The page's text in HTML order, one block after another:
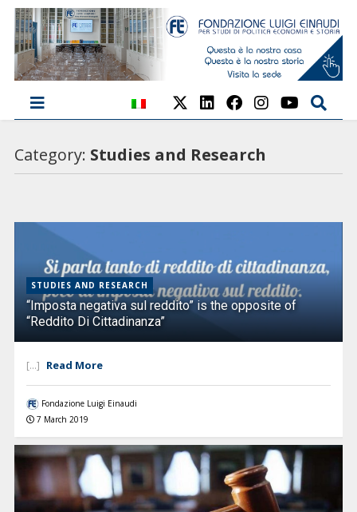
Category: Studies and Research
STUDIES AND RESEARCH
“Imposta negativa sul reddito” is the opposite of
“Reddito Di Cittadinanza”
[...] Read More
Fondazione Luigi Einaudi
7 March 2019